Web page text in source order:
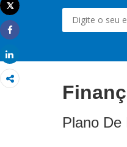
Imprimir
Tweet
Share
Plano De